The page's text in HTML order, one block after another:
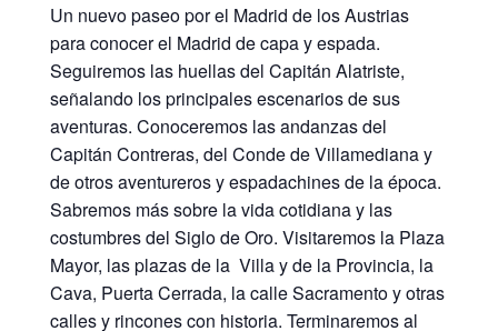
Un nuevo paseo por el Madrid de los Austrias
para conocer el Madrid de capa y espada.
Seguiremos las huellas del Capitán Alatriste,
señalando los principales escenarios de sus
aventuras. Conoceremos las andanzas del
Capitán Contreras, del Conde de Villamediana y
de otros aventureros y espadachines de la época.
Sabremos más sobre la vida cotidiana y las
costumbres del Siglo de Oro. Visitaremos la Plaza
Mayor, las plazas de la Villa y de la Provincia, la
Cava, Puerta Cerrada, la calle Sacramento y otras
calles y rincones con historia. Terminaremos al